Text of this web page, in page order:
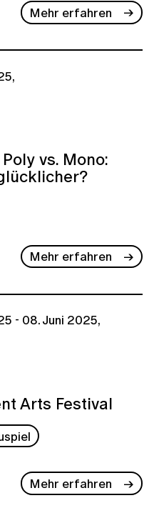
Mehr erfahren
vs. Mono:
Mehr erfahren
- 08. Juni 2025,
Arts Festival
Mehr erfahren